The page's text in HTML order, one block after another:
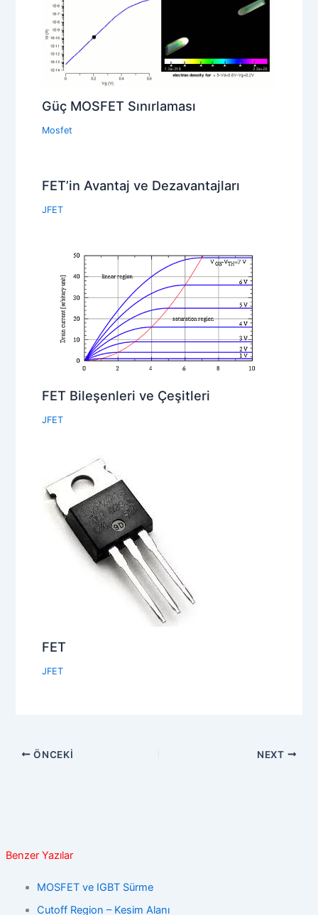
Güç MOSFET Sınırlaması
Mosfet
FET’in Avantaj ve Dezavantajları
JFET
FET Bileşenleri ve Çeşitleri
JFET
FET
JFET
ÖNCEKI NEXT
Benzer Yazılar
MOSFET ve IGBT Sürme
Cutoff Region – Kesim Alanı